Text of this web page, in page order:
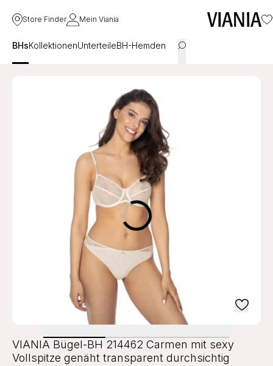
Store Finder Mein Viania
BHsKollektionenUnterteileBH-Hemden
VIANIA Bügel-BH 214462 Carmen mit sexy
Vollspitze genäht transparent durchsichtig